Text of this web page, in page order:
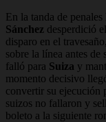
En la tanda de
Sánchez desperdició
disparo en el
sobre la línea antes de
falló para Suiza y
momento decisivo
convertir su ejecución
suizos no fallaron y
boleto a la siguiente